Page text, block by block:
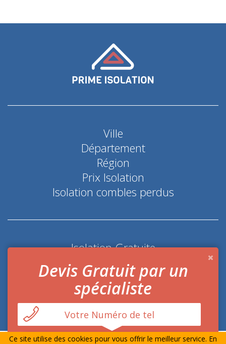
Ville
Département
Région
Prix Isolation
Isolation combles perdus
Isolation Gratuite
Coup de pouce économie d'énergie
Devis Gratuit par un
spécialiste
Ce site utilise des cookies pour vous offrir le meilleur service. En